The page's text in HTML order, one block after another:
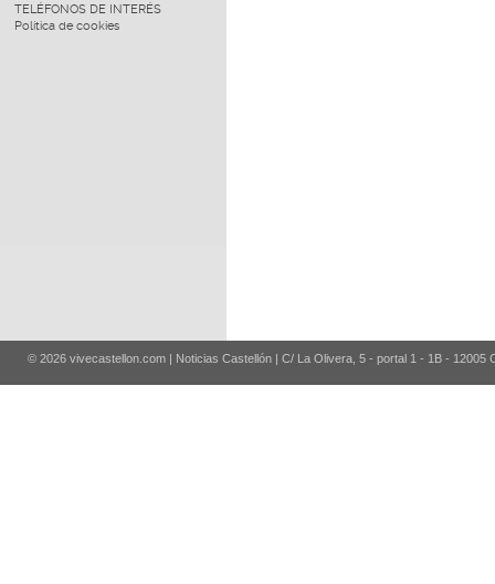
TELÉFONOS DE INTERÉS
Política de cookies
© 2026 vivecastellon.com | Noticias Castellón | C/ La Olivera, 5 - portal 1 - 1B - 12005